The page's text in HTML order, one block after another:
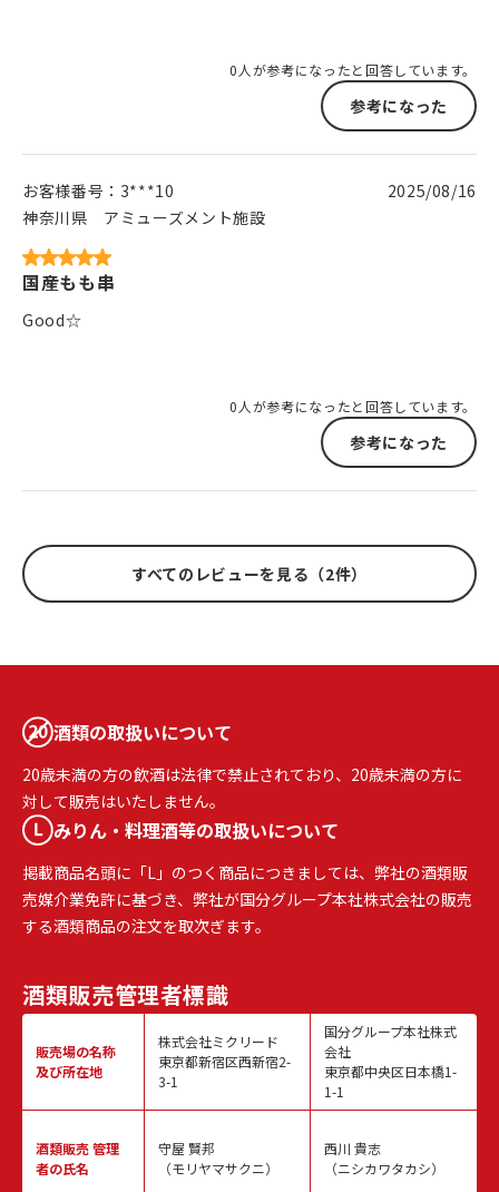
0人が参考になったと回答しています。
参考になった
お客様番号： 3***10
神奈川県
アミューズメント施設
2025/08/16
国産もも串
Good☆
0人が参考になったと回答しています。
参考になった
すべてのレビューを見る（2件）
酒類の取扱いについて
20歳未満の方の飲酒は法律で禁止されており、20歳未満の方に
対して販売はいたしません。
みりん・料理酒等の取扱いについて
掲載商品名頭に「L」のつく商品につきましては、弊社の酒類販
売媒介業免許に基づき、弊社が国分グループ本社株式会社の販売
する酒類商品の注文を取次ぎます。
酒類販売管理者標識
販売場の名称
及び所在地
酒類販売管理
者の氏名
株式会社ミクリード
東京都新宿区西新宿2-
3-1
守屋 賢邦
（モリヤマサクニ）
国分グループ本社株式
会社
東京都中央区日本橋1-
1-1
西川 貴志
（ニシカワタカシ）